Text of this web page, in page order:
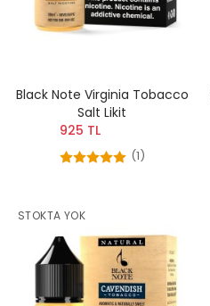
Black Note Virginia Tobacco
Salt Likit
925 TL
(1)
STOKTA YOK